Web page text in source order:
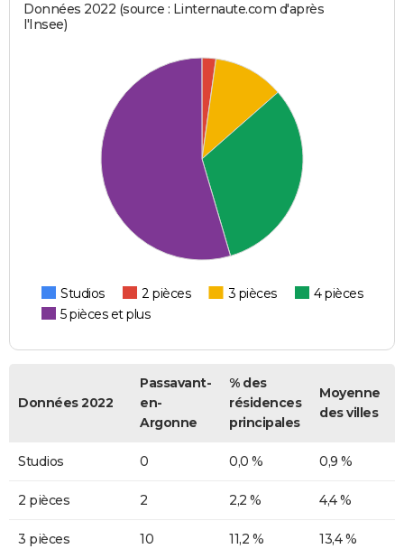
Données 2022 (source : Linternaute.com d'après
l'Insee)
Studios 2 pièces 3 pièces
4 pièces
5 pièces et plus
Données 2022
Passavant-
en-
Argonne
% des
résidences
principales
Moyenne
des villes
Studios 0 0,0 % 0,9 %
2 pièces 2 2,2 % 4,4 %
3 pièces 10 11,2 % 13,4 %